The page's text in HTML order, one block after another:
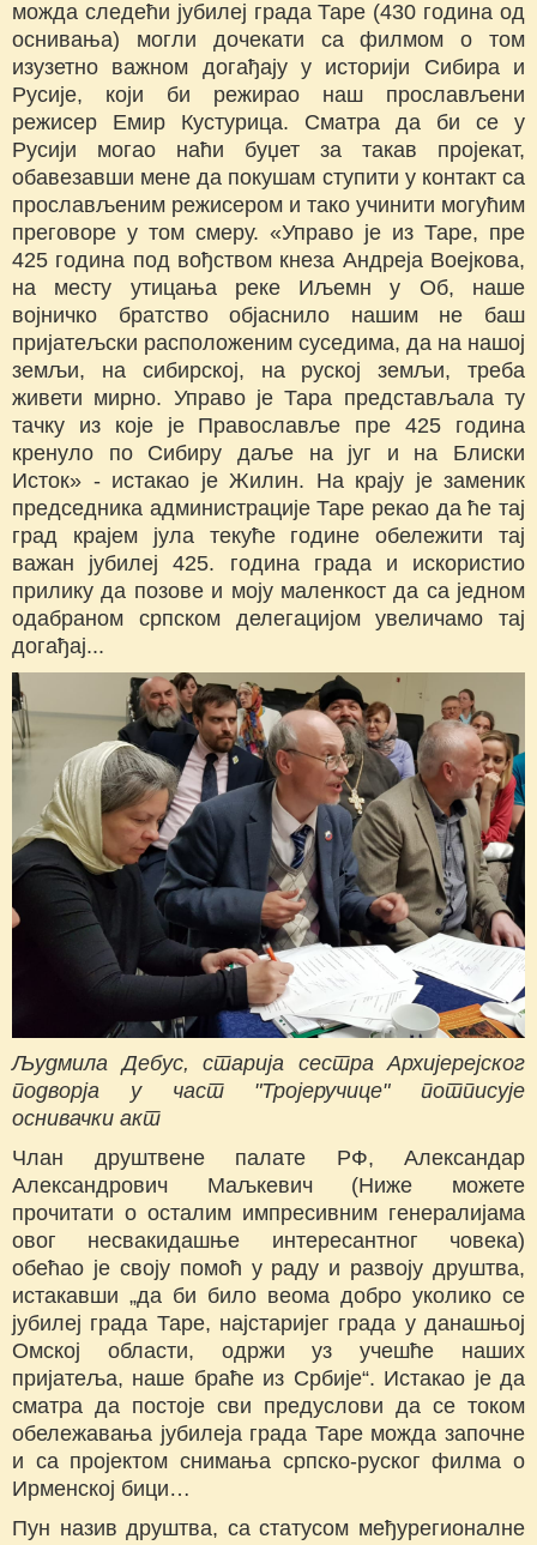
можда следећи јубилеј града Таре (430 година од
оснивања) могли дочекати са филмом о том
изузетно важном догађају у историји Сибира и
Русије, који би режирао наш прослављени
режисер Емир Кустурица. Сматра да би се у
Русији могао наћи буџет за такав пројекат,
обавезавши мене да покушам ступити у контакт са
прослављеним режисером и тако учинити могућим
преговоре у том смеру. «Управо је из Таре, пре
425 година под вођством кнеза Андреја Воејкова,
на месту утицања реке Иљемн у Об, наше
војничко братство објаснило нашим не баш
пријатељски расположеним суседима, да на нашој
земљи, на сибирској, на руској земљи, треба
живети мирно. Управо је Тара представљала ту
тачку из које је Православље пре 425 година
кренуло по Сибиру даље на југ и на Блиски
Исток» - истакао је Жилин. На крају је заменик
председника администрације Таре рекао да ће тај
град крајем јула текуће године обележити тај
важан јубилеј 425. година града и искористио
прилику да позове и моју маленкост да са једном
одабраном српском делегацијом увеличамо тај
догађај...
Људмила Дебус, старија сестра Архијерејског
подворја у част "Тројеручице" потписује
оснивачки акт
Члан друштвене палате РФ, Александар
Александрович Маљкевич (Ниже можете
прочитати о осталим импресивним генералијама
овог несвакидашње интересантног човека)
обећао је своју помоћ у раду и развоју друштва,
истакавши „да би било веома добро уколико се
јубилеј града Таре, најстаријег града у данашњој
Омској области, одржи уз учешће наших
пријатеља, наше браће из Србије“. Истакао је да
сматра да постоје сви предуслови да се током
обележавања јубилеја града Таре можда започне
и са пројектом снимања српско-руског филма о
Ирменској бици…
Пун назив друштва, са статусом међурегионалне